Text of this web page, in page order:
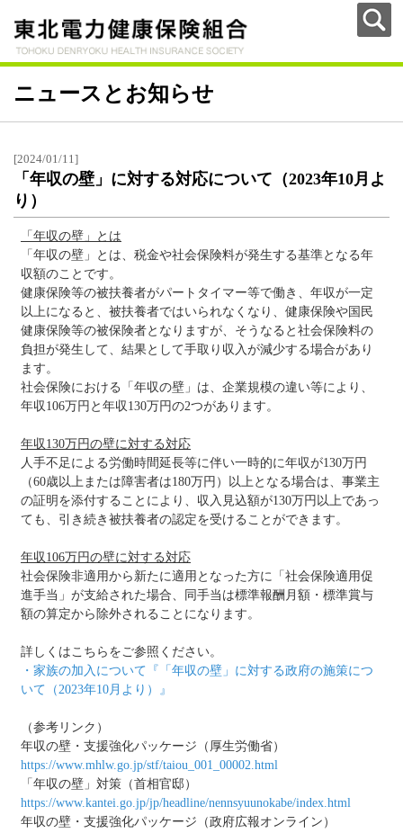
ニュースとお知らせ
[2024/01/11]
「年収の壁」に対する対応について（2023年10月よ
り）
「年収の壁」とは
「年収の壁」とは、税金や社会保険料が発生する基準となる年
収額のことです。
健康保険等の被扶養者がパートタイマー等で働き、年収が一定
以上になると、被扶養者ではいられなくなり、健康保険や国民
健康保険等の被保険者となりますが、そうなると社会保険料の
負担が発生して、結果として手取り収入が減少する場合があり
ます。
社会保険における「年収の壁」は、企業規模の違い等により、
年収106万円と年収130万円の2つがあります。
年収130万円の壁に対する対応
人手不足による労働時間延長等に伴い一時的に年収が130万円
（60歳以上または障害者は180万円）以上となる場合は、事業主
の証明を添付することにより、収入見込額が130万円以上であっ
ても、引き続き被扶養者の認定を受けることができます。
年収106万円の壁に対する対応
社会保険非適用から新たに適用となった方に「社会保険適用促
進手当」が支給された場合、同手当は標準報酬月額・標準賞与
額の算定から除外されることになります。
詳しくはこちらをご参照ください。
・家族の加入について『「年収の壁」に対する政府の施策につ
いて（2023年10月より）』
（参考リンク）
年収の壁・支援強化パッケージ（厚生労働省）
https://www.mhlw.go.jp/stf/taiou_001_00002.html
「年収の壁」対策（首相官邸）
https://www.kantei.go.jp/jp/headline/nennsyuunokabe/index.html
年収の壁・支援強化パッケージ（政府広報オンライン）